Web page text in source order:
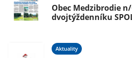
Obec Medzibrodie
dvojtýždenníku
Aktuality